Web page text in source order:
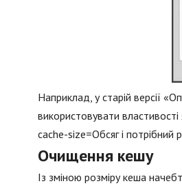
Наприклад, у старій версії
використовувати
cache-size=Обсяг і
Очищення кешу
Із зміною розміру кеша